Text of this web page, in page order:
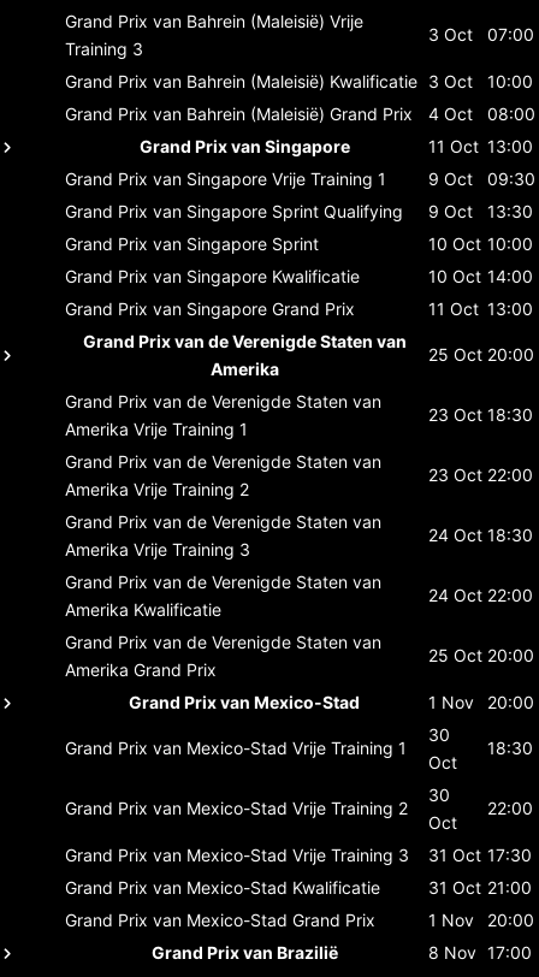
Grand Prix van Bahrein (Maleisië) Vrije
Training 3
3 Oct 07:00
Grand Prix van Bahrein (Maleisië) Kwalificatie 3 Oct
10:00
Grand Prix van Bahrein (Maleisië) Grand Prix 4 Oct
08:00
Grand Prix van Singapore
11 Oct 13:00
Grand Prix van Singapore Vrije Training 1 9 Oct
09:30
Grand Prix van Singapore Sprint Qualifying 9 Oct
13:30
Grand Prix van Singapore Sprint 10 Oct 10:00
Grand Prix van Singapore Kwalificatie 10 Oct 14:00
Grand Prix van Singapore Grand Prix 11 Oct 13:00
Grand Prix van de Verenigde Staten van
Amerika
25 Oct 20:00
Grand Prix van de Verenigde Staten van
Amerika Vrije Training 1
23 Oct 18:30
Grand Prix van de Verenigde Staten van
Amerika Vrije Training 2
23 Oct 22:00
Grand Prix van de Verenigde Staten van
Amerika Vrije Training 3
24 Oct 18:30
Grand Prix van de Verenigde Staten van
Amerika Kwalificatie
24 Oct 22:00
Grand Prix van de Verenigde Staten van
Amerika Grand Prix
25 Oct 20:00
Grand Prix van Mexico-Stad 1 Nov 20:00
Grand Prix van Mexico-Stad Vrije Training 1
30
Oct
18:30
Grand Prix van Mexico-Stad Vrije Training 2
30
Oct
22:00
Grand Prix van Mexico-Stad Vrije Training 3 31 Oct 17:30
Grand Prix van Mexico-Stad Kwalificatie 31 Oct 21:00
Grand Prix van Mexico-Stad Grand Prix 1 Nov
20:00
Grand Prix van Brazilië
8 Nov 17:00